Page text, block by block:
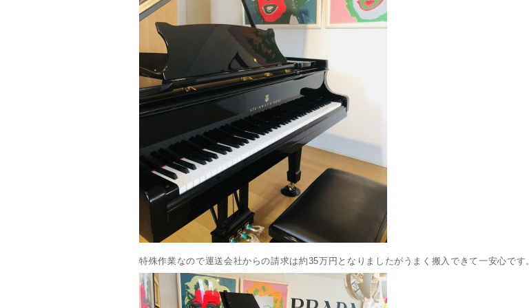
特殊作業なので運送会社からの請求は約35万円となりましたがうまく搬入できて一安心です